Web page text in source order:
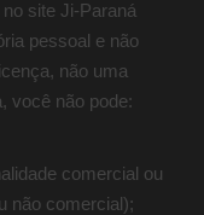
site Ji-Paraná
pessoal e não
não uma
você não pode:
comercial ou
não comercial);